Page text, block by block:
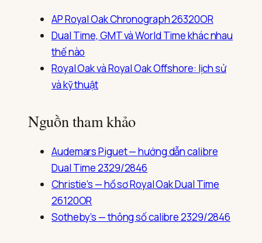
AP Royal Oak Chronograph 26320OR
Dual Time, GMT và World Time khác nhau
thế nào
Royal Oak và Royal Oak Offshore: lịch sử
và kỹ thuật
Nguồn tham khảo
Audemars Piguet — hướng dẫn calibre
Dual Time 2329/2846
Christie’s — hồ sơ Royal Oak Dual Time
26120OR
Sotheby’s — thông số calibre 2329/2846